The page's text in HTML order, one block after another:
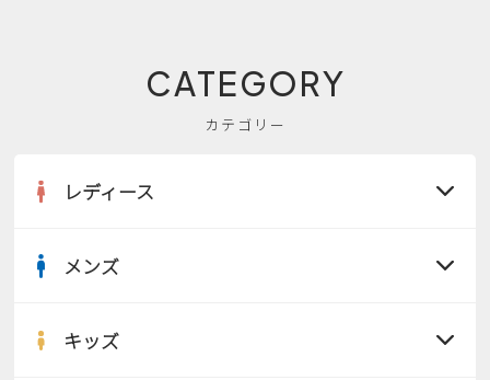
CATEGORY
カテゴリー
レディース
サンダル
メンズ
キッズ